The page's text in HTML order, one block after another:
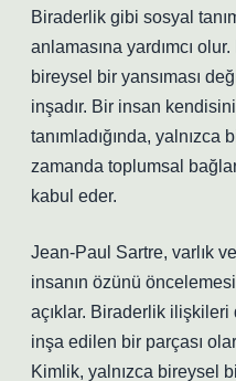
Biraderlik gibi sosyal
anlamasına yardımcı
bireysel bir yansıması
inşadır. Bir insan
tanımladığında,
zamanda toplumsal
kabul eder.
Jean-Paul Sartre, varlık
insanın özünü
açıklar. Biraderlik
inşa edilen bir parçası
Kimlik, yalnızca bireysel